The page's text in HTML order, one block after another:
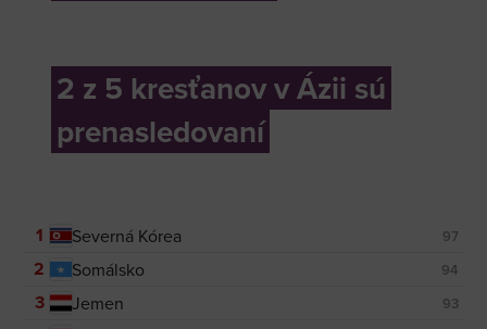
2 z 5 kresťanov v Ázii sú
prenasledovaní
1 Severná Kórea 97
2 Somálsko 94
3 Jemen 93